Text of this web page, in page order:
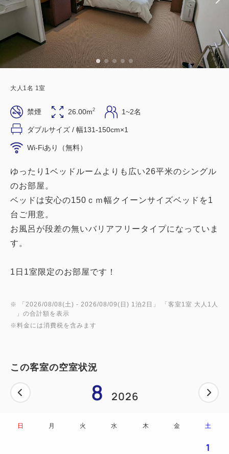
大人 1 名 1 室
禁煙 26.00m2 1~2名
ダブルサイズ / 幅131-150cm×1
Wi-Fiあり（無料）
ゆったり1ベッドルームよりも広い26平米のシングル
のお部屋。
ベッドは安心の150ｃｍ幅クイーンサイズベッドを1
台ご用意。
お風呂が段差の無いバリアフリータイプになっていま
す。
1日1室限定のお部屋です！
※ 「 2026/08/08(土) - 2026/08/09(日) 1泊2日 」 「客室1室 大人1人
」の合計額を表示
※料金には消費税を含みます
この客室の空室状況
8 2026
日 月 火 水 木 金 土
1